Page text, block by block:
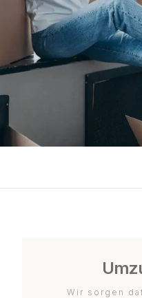
Wir sorgen